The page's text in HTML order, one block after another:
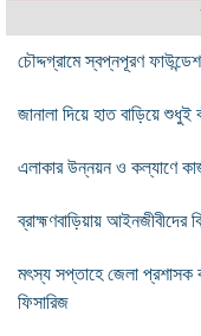
চৌদ্দগ্রামে স্বপ্নপূরণ
জানালা দিয়ে হাত বাড়িয়ে
এলাকার উন্নয়ন ও কল্যাণে
ব্রাহ্মণবাড়িয়ায় আইনজীবীদের
মৎস্য সপ্তাহে জেলা প্রশাসক
ফিসারিজ